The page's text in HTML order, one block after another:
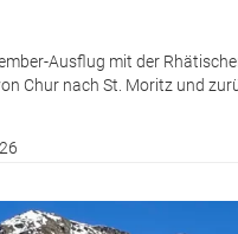
Ausflug mit der
Chur nach St. Moritz und